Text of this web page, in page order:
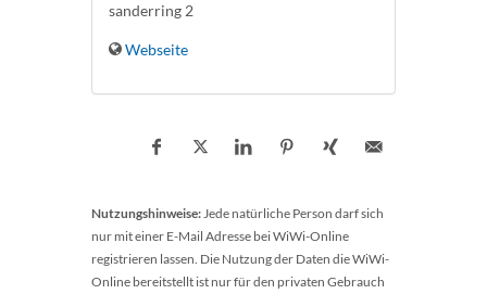
sanderring 2
Webseite
Nutzungshinweise:Jede natürliche Person darf sich
nur mit einer E-Mail Adresse bei WiWi-Online
registrieren lassen. Die Nutzung der Daten die WiWi-
Online bereitstellt ist nur für den privaten Gebrauch